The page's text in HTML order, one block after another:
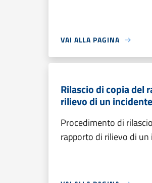
VAI ALLA PAGINA
Rilascio di copia del
rilievo di un
Procedimento di
rapporto di rilievo di